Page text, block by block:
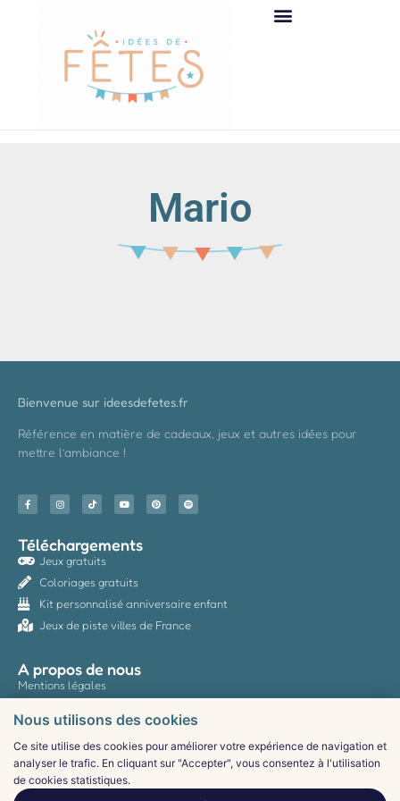
Mario
Bienvenue sur ideesdefetes.fr
Référence en matière de cadeaux, jeux et autres idées pour
mettre l’ambiance !
Téléchargements
Jeux gratuits
Coloriages gratuits
Kit personnalisé anniversaire enfant
Jeux de piste villes de France
A propos de nous
Mentions légales
CGV
Contact
Nous utilisons des cookies
Ce site utilise des cookies pour améliorer votre expérience de navigation et
analyser le trafic. En cliquant sur "Accepter", vous consentez à l'utilisation
de cookies statistiques.